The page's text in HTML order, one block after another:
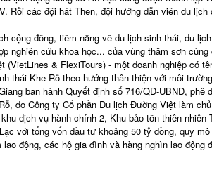
Rồi các đội hát Then, đội hướng dẫn viên du
cộng đồng, tiềm năng về du lịch sinh thái, du
nghiên cứu khoa học... của vùng thâm sơn cùng
& FlexiTours) - một doanh nghiệp có
thái Khe Rỗ theo hướng thân thiện với môi
ban hành Quyết định số 716/QĐ-UBND, phê
do Công ty Cổ phần Du lịch Đường Việt làm
dịch vụ hành chính 2, Khu bảo tồn thiên nhiên
với tổng vốn đầu tư khoảng 50 tỷ đồng, quy
động, các hộ gia đình và hàng nghìn lao động